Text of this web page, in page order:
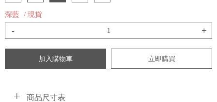
深藍 / 現貨
- +
加入購物車 立即購買
商品尺寸表